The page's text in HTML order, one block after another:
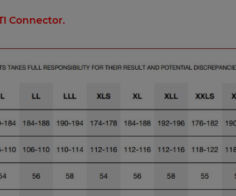
Connector.